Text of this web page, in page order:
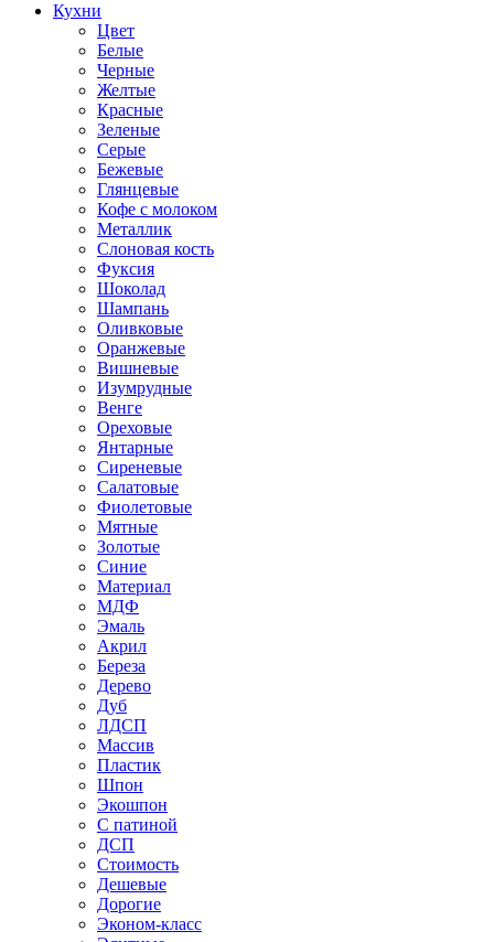
Кухни
Цвет
Белые
Черные
Желтые
Красные
Зеленые
Серые
Бежевые
Глянцевые
Кофе с молоком
Металлик
Слоновая кость
Фуксия
Шоколад
Шампань
Оливковые
Оранжевые
Вишневые
Изумрудные
Венге
Ореховые
Янтарные
Сиреневые
Салатовые
Фиолетовые
Мятные
Золотые
Синие
Материал
МДФ
Эмаль
Акрил
Береза
Дерево
Дуб
ЛДСП
Массив
Пластик
Шпон
Экошпон
С патиной
ДСП
Стоимость
Дешевые
Дорогие
Эконом-класс